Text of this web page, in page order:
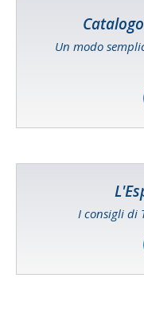
Un modo
I consigli di